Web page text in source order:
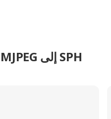
كيفية تحويل MJPEG إلى SPH